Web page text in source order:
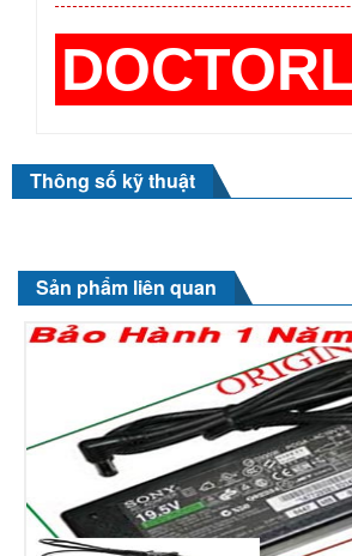
Thông số kỹ thuật
Sản phẩm liên quan